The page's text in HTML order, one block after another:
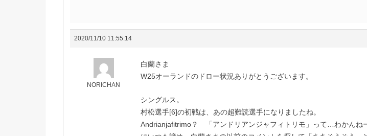
2020/11/10 11:55:14
NORICHAN
白蘭さま
W25オーランドのドロー状況ありがとうございます。
シングルス。
村松選手[6]の初戦は、あの超難読選手になりましたね。
Andrianjafitrimo？ 「アンドリアンジャフィトリモ」って…わかんね